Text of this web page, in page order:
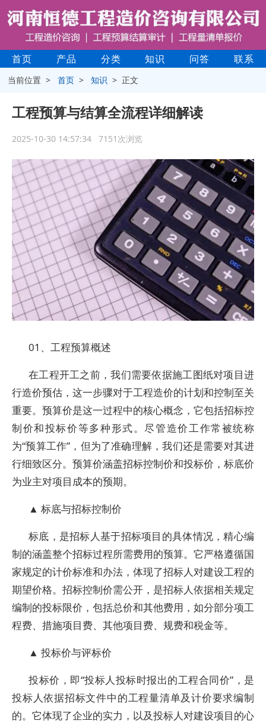
首页 产品 分类 知识 问答 联系
当前位置 >首页 >知识 > 正文
工程预算与结算全流程详细解读
2025-10-30 14:57:34 7151次浏览
01、工程预算概述
在工程开工之前，我们需要依据施工图纸对项目进
行造价预估，这一步骤对于工程造价的计划和控制至关
重要。预算价是这一过程中的核心概念，它包括招标控
制价和投标价等多种形式。尽管造价工作常被统称
为“预算工作”，但为了准确理解，我们还是需要对其进
行细致区分。预算价涵盖招标控制价和投标价，标底价
为业主对项目成本的预期。
▲ 标底与招标控制价
标底，是招标人基于招标项目的具体情况，精心编
制的涵盖整个招标过程所需费用的预算。它严格遵循国
家规定的计价标准和办法，体现了招标人对建设工程的
期望价格。招标控制价需公开，是招标人依据相关规定
编制的投标限价，包括总价和其他费用，如分部分项工
程费、措施项目费、其他项目费、规费和税金等。
▲ 投标价与评标价
投标价，即“投标人投标时报出的工程合同价”，是
投标人依据招标文件中的工程量清单及计价要求编制
的。它体现了企业的实力，以及投标人对建设项目的心